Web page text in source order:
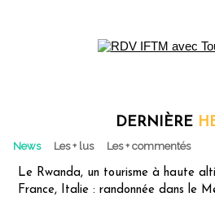
DERNIÈRE
News Les + lus Les + commentés
Le Rwanda, un tourisme à haute
France, Italie : randonnée dans le